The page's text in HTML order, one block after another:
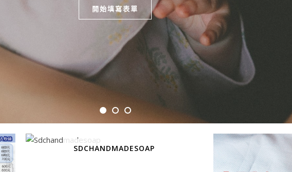
開始填寫表單
SDCHANDMADESOAP